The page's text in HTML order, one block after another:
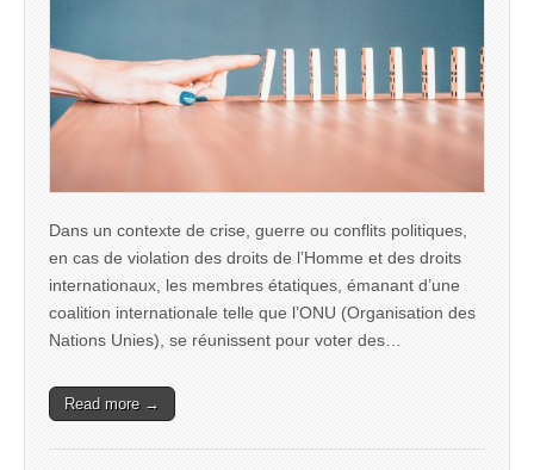
Dans un contexte de crise, guerre ou conflits politiques,
en cas de violation des droits de l’Homme et des droits
internationaux, les membres étatiques, émanant d’une
coalition internationale telle que l’ONU (Organisation des
Nations Unies), se réunissent pour voter des…
Read more →